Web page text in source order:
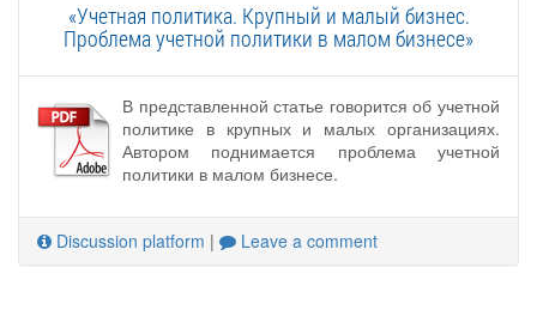
«Учетная политика. Крупный и малый бизнес.
Проблема учетной политики в малом бизнесе»
В представленной статье говорится об учетной
политике в крупных и малых организациях.
Автором поднимается проблема учетной
политики в малом бизнесе.
Discussion platform | Leave a comment